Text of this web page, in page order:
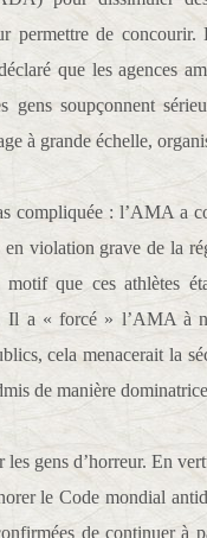
permettre de
que les agences
gens soupçonnent
à grande échelle,
compliquée : l’AMA a
en violation grave de la
motif que ces athlètes
Il a « forcé » l’AMA à
cela menacerait la
de manière
les gens d’horreur. En
le Code mondial
de continuer à